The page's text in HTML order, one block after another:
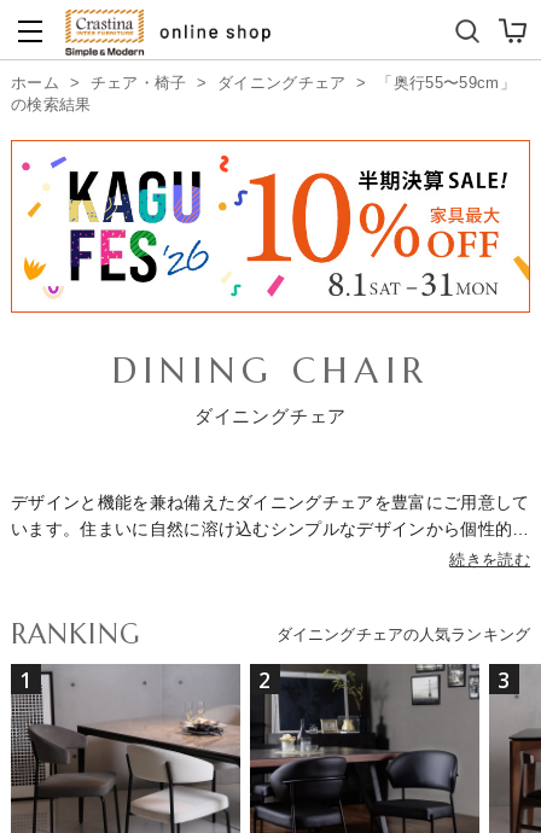
ダイニングテーブルセット
ホーム > チェア・椅子 > ダイニングチェア >
「奥行55〜59cm」
の検索結果
DINING CHAIR
ダイニングチェア
デザインと機能を兼ね備えたダイニングチェアを豊富にご用意して
います。住まいに自然に溶け込むシンプルなデザインから個性的で
おしゃれなデザインまで幅広くラインナップ。素材はモダンインテ
ます。カラーはブラック・ホワイト・グレーなどのモノトーンか
ら、グリーン・レッド・ブルー・イエローなど空間のアクセントに
なる色まで揃っています。座面のクッション性、背もたれの高さ、
肘掛けの有無などによって座り心地が変わり、昇降や回転などの機
能を備えたモデルは食卓だけでなくデスクワークにも最適です。さ
らに最近人気のテーブルにチェアを引っ掛けてお手入れが楽になる
ルンバブルチェアも続々入荷中。多彩なダイニングチェアから、理
想の一脚を見つけてください。
続きを読む
RANKING ダイニングチェアの人気ランキング
1 2 3